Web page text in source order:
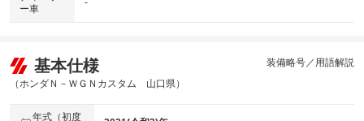
ー車
-
基本仕様
（ホンダＮ－ＷＧＮカスタム 山口県）
装備略号／用語解説
年式（初度